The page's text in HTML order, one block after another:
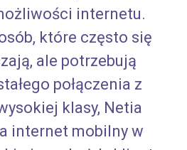
internetu.
które często się
ale potrzebują
połączenia z
klasy, Netia
internet mobilny w